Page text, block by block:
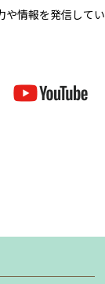
や情報を発信してい